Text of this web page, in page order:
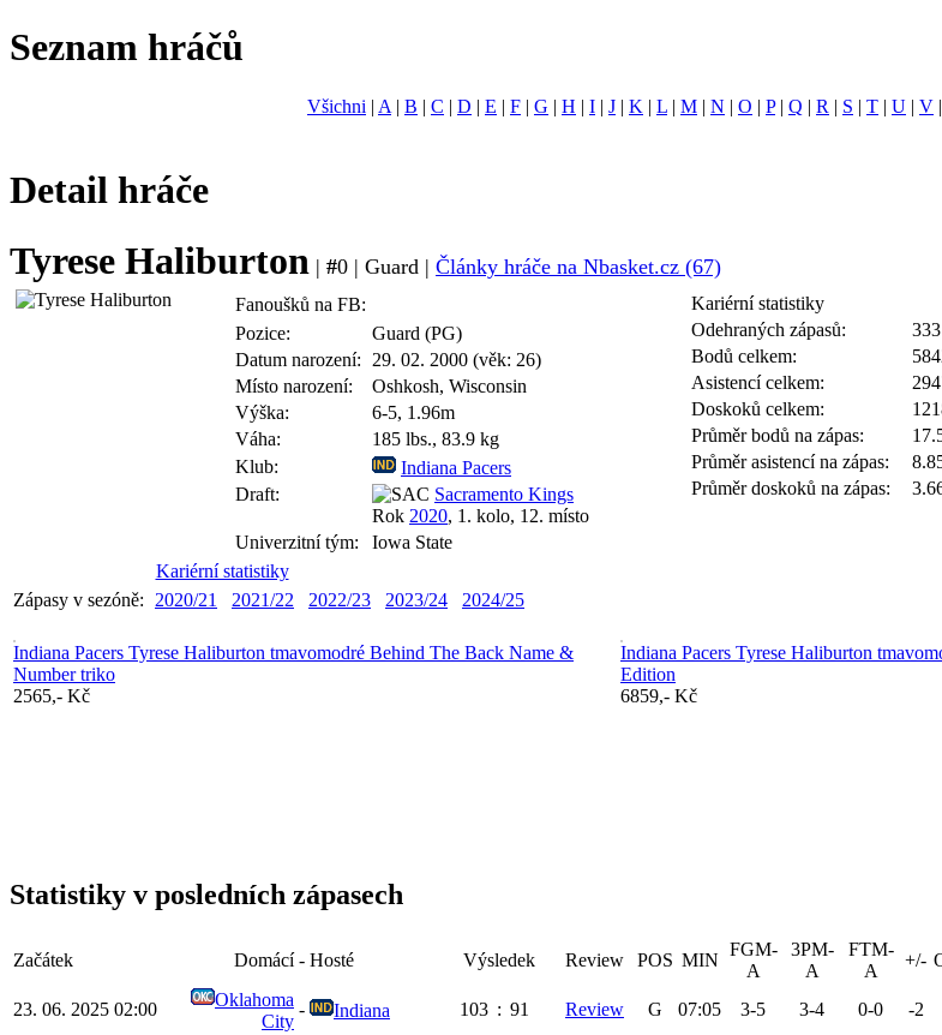
Seznam hráčů
Všichni | A | B | C | D | E | F | G | H | I | J | K | L | M | N | O | P| Q | R | S | T | U | V |
Detail hráče
Tyrese Haliburton | #0 | Guard | Články hráče na Nbasket.cz (67)
Fanoušků na FB:
Pozice:
Guard (PG)
Datum narození:
29. 02. 2000 (věk: 26)
Místo narození:
Oshkosh, Wisconsin
Výška:
6-5, 1.96m
Váha:
185 lbs., 83.9 kg
Klub:
Indiana Pacers
Draft:
Sacramento Kings
Rok 2020, 1. kolo, 12. místo
Univerzitní tým:
Iowa State
Kariérní statistiky
Odehraných zápasů:
333
Bodů celkem:
Asistencí celkem:
Doskoků celkem:
Průměr bodů na zápas:
Průměr asistencí na zápas:
Průměr doskoků na zápas:
Kariérní statistiky
Zápasy v sezóně:
2020/21 2021/22 2022/23 2023/24 2024/25
Indiana Pacers Tyrese Haliburton tmavomodré Behind The Back Name &
Number triko
2565,- Kč
Indiana Pacers Tyrese Haliburton
Edition
6859,- Kč
Statistiky v posledních zápasech
Začátek Domácí - Hosté Výsledek Review POS MIN
FGM-
A
3PM-
A
FTM-
A
+/-
23. 06. 2025 02:00
Oklahoma
City
- Indiana 103 : 91 Review G 07:05 3-5 3-4 0-0 -2